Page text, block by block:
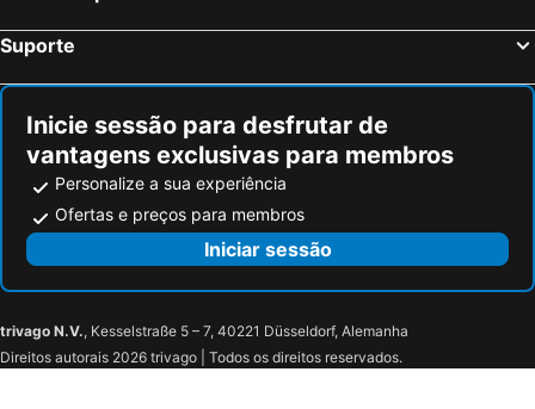
Suporte
Inicie sessão para desfrutar de
vantagens exclusivas para membros
Personalize a sua experiência
Ofertas e preços para membros
Iniciar sessão
trivago N.V., Kesselstraße 5 – 7, 40221 Düsseldorf, Alemanha
Direitos autorais 2026 trivago | Todos os direitos reservados.